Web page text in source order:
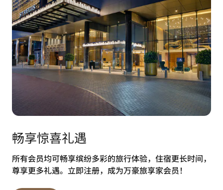
畅享惊喜礼遇
所有会员均可畅享缤纷多彩的旅行体验，住宿更长时间，
尊享更多礼遇。立即注册，成为万豪旅享家会员！